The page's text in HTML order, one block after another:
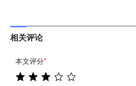
相关评论
本文评分*